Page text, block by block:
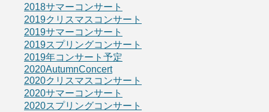
2018サマーコンサート
2019クリスマスコンサート
2019サマーコンサート
2019スプリングコンサート
2019年コンサート予定
2020AutumnConcert
2020クリスマスコンサート
2020サマーコンサート
2020スプリングコンサート